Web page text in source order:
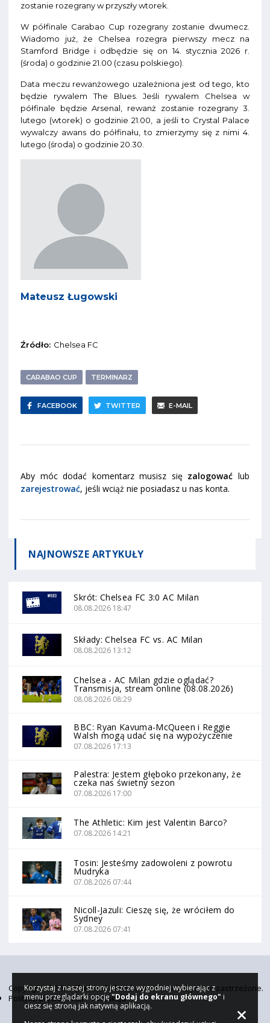
zostanie rozegrany w przyszły wtorek.
W półfinale Carabao Cup rozegrany zostanie dwumecz.
Wiadomo już, że Chelsea rozegra pierwszy mecz na
Stamford Bridge i odbędzie się on 14. stycznia 2026 r.
(środa) o godzinie 21.00 (czasu polskiego).
Data meczu rewanżowego uzależniona jest od tego, kto
będzie rywalem The Blues. Jeśli rywalem Chelsea w
półfinale będzie Arsenal, rewanż zostanie rozegrany 3.
lutego (wtorek) o godzinie 21.00, a jeśli to Crystal Palace
wywalczy awans do półfinału, to zmierzymy się z nimi 4.
lutego (środa) o godzinie 20.30.
Mateusz Ługowski
Źródło: Chelsea FC
CARABAO CUP TERMINARZ
FACEBOOK TWITTER E-MAIL
Aby móc dodać komentarz musisz się zalogować lub
zarejestrować, jeśli wciąż nie posiadasz u nas konta.
NAJNOWSZE ARTYKUŁY
Skrót: Chelsea FC 3:0 AC Milan
08.08.2026 18:47
Składy: Chelsea FC vs. AC Milan
08.08.2026 13:12
Chelsea - AC Milan gdzie oglądać?
Transmisja, stream online (08.08.2026)
08.08.2026 08:29
BBC: Ryan Kavuma-McQueen i Reggie
Walsh mogą udać się na wypożyczenie
07.08.2026 17:13
Palestra: Jestem głęboko przekonany, że
czeka nas świetny sezon
07.08.2026 17:00
The Athletic: Kim jest Valentin Barco?
07.08.2026 14:21
Tosin: Jesteśmy zadowoleni z powrotu
Mudryka
07.08.2026 07:44
Nicoll-Jazuli: Cieszę się, że wróciłem do
Sydney
07.08.2026 07:41
Copyright © 2026ChelseaPoland.com. Wszelkie prawa zastrzeżone.
Polityka prywatności
Redakcja
Korzystaj z naszej strony jeszcze wygodniej wybierając z
menu przeglądarki opcję"Dodaj do ekranu głównego" i
ciesz się stroną jak natywną aplikacją.